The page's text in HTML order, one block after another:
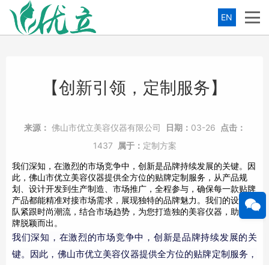
EN
【创新引领，定制服务】
来源： 佛山市优立美容仪器有限公司 日期： 03-26
点击：
1437
属于： 定制方案
我们深知，在激烈的市场竞争中，创新是品牌持续发展的关键。因
此，佛山市优立美容仪器提供全方位的贴牌定制服务，从产品规
划、设计开发到生产制造、市场推广，全程参与，确保每一款贴牌
产品都能精准对接市场需求，展现独特的品牌魅力。我们的设计团
队紧跟时尚潮流，结合市场趋势，为您打造独的美容仪器，助力品
牌脱颖而出。
我们深知，在激烈的市场竞争中，创新是品牌持续发展的关
键。因此，佛山市优立美容仪器提供全方位的贴牌定制服务，